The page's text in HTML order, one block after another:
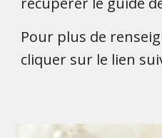
Pour plus de
cliquer sur le lien